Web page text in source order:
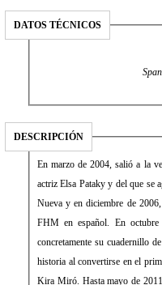
DATOS TÉCNICOS
DESCRIPCIÓN
En marzo de 2004, salió a la
actriz Elsa Pataky y del que se
Nueva y en diciembre de
FHM en español. En
concretamente su cuadernillo
historia al convertirse en el
Kira Miró. Hasta mayo de